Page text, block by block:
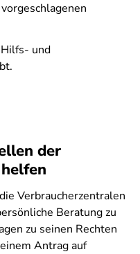
und
der
Verbraucherzentralen
Beratung zu
zu seinen Rechten
Antrag auf